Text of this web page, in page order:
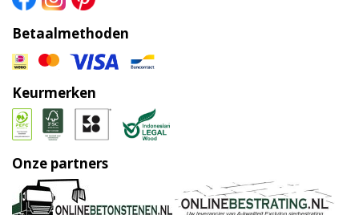
Betaalmethoden
Keurmerken
Onze partners